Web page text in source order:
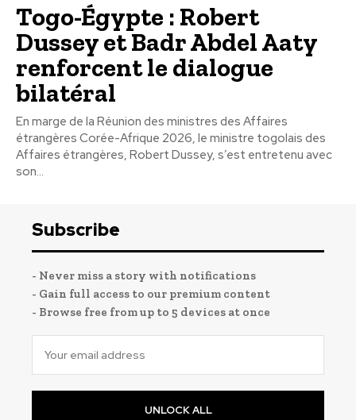
Togo-Égypte : Robert
Dussey et Badr Abdel Aaty
renforcent le dialogue
bilatéral
En marge de la Réunion des ministres des Affaires
étrangères Corée-Afrique 2026, le ministre togolais des
Affaires étrangères, Robert Dussey, s’est entretenu avec
son...
Subscribe
- Never miss a story with notifications
- Gain full access to our premium content
- Browse free from up to 5 devices at once
UNLOCK ALL